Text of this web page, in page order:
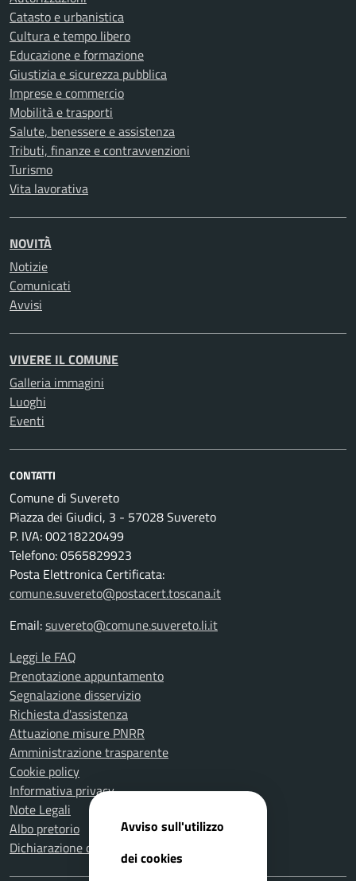
Catasto e urbanistica
Cultura e tempo libero
Educazione e formazione
Giustizia e sicurezza pubblica
Imprese e commercio
Mobilità e trasporti
Salute, benessere e assistenza
Tributi, finanze e contravvenzioni
Turismo
Vita lavorativa
NOVITÀ
Notizie
Comunicati
Avvisi
VIVERE IL COMUNE
Galleria immagini
Luoghi
Eventi
CONTATTI
Comune di Suvereto
Piazza dei Giudici, 3 - 57028 Suvereto
P. IVA: 00218220499
Telefono: 0565829923
Posta Elettronica Certificata:
comune.suvereto@postacert.toscana.it
Email:suvereto@comune.suvereto.li.it
Leggi le FAQ
Prenotazione appuntamento
Segnalazione disservizio
Richiesta d'assistenza
Attuazione misure PNRR
Amministrazione trasparente
Cookie policy
Informativa privacy
Note Legali
Albo pretorio
Dichiarazione di accessibilità
Avviso sull'utilizzo
dei cookies